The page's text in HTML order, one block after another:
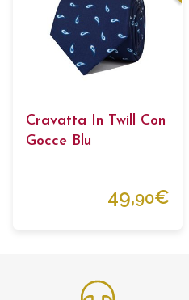
Cravatta In Twill Con
Gocce Blu
49,90€